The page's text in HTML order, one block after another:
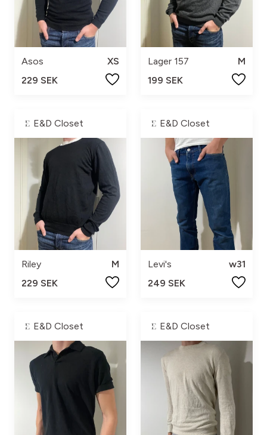
Asos
XS
229 SEK
Lager 157
M
199 SEK
E&D Closet
Riley
M
229 SEK
E&D Closet
Levi's
w31
249 SEK
E&D Closet E&D Closet